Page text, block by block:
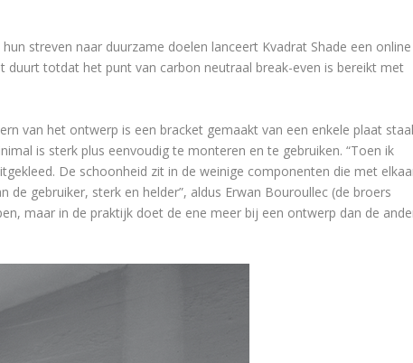
streven naar duurzame doelen lanceert Kvadrat Shade een online
totdat het punt van carbon neutraal break-even is bereikt met
van het ontwerp is een bracket gemaakt van een enkele plaat
is sterk plus eenvoudig te monteren en te gebruiken. “Toen ik
De schoonheid zit in de weinige componenten die met
de gebruiker, sterk en helder”, aldus Erwan Bouroullec (de broers
maar in de praktijk doet de ene meer bij een ontwerp dan de